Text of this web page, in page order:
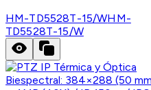
HM-TD5528T-15/WHM-
TD5528T-15/W